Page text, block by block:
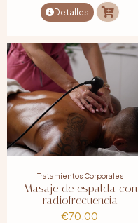
Detalles
Tratamientos Corporales
Masaje de espalda con
radiofrecuencia
€70.00